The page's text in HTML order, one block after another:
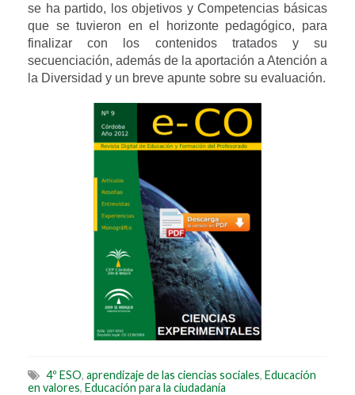
se ha partido, los objetivos y Competencias básicas
que se tuvieron en el horizonte pedagógico, para
finalizar con los contenidos tratados y su
secuenciación, además de la aportación a Atención a
la Diversidad y un breve apunte sobre su evaluación.
4º ESO, aprendizaje de las ciencias sociales, Educación
en valores, Educación para la ciudadanía